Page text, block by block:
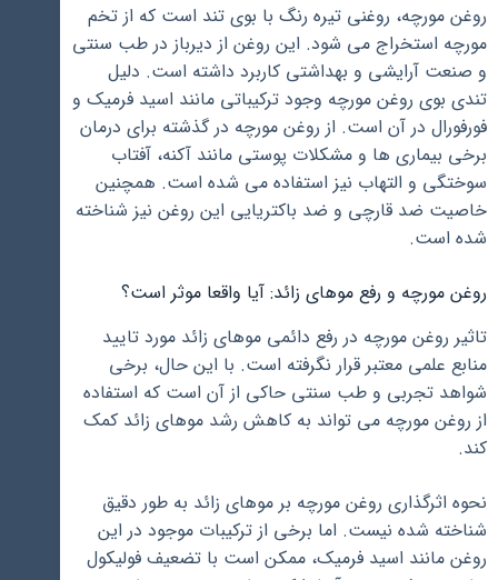
روغن مورچه، روغنی تیره رنگ با بوی تند است که از تخم
مورچه استخراج می شود. این روغن از دیرباز در طب سنتی
و صنعت آرایشی و بهداشتی کاربرد داشته است. دلیل
تندی بوی روغن مورچه وجود ترکیباتی مانند اسید فرمیک و
فورفورال در آن است. از روغن مورچه در گذشته برای درمان
برخی بیماری ها و مشکلات پوستی مانند آکنه، آفتاب
سوختگی و التهاب نیز استفاده می شده است. همچنین
خاصیت ضد قارچی و ضد باکتریایی این روغن نیز شناخته
شده است.
روغن مورچه و رفع موهای زائد: آیا واقعا موثر است؟
تاثیر روغن مورچه در رفع دائمی موهای زائد مورد تایید
منابع علمی معتبر قرار نگرفته است. با این حال، برخی
شواهد تجربی و طب سنتی حاکی از آن است که استفاده
از روغن مورچه می تواند به کاهش رشد موهای زائد کمک
کند.
نحوه اثرگذاری روغن مورچه بر موهای زائد به طور دقیق
شناخته شده نیست. اما برخی از ترکیبات موجود در این
روغن مانند اسید فرمیک، ممکن است با تضعیف فولیکول